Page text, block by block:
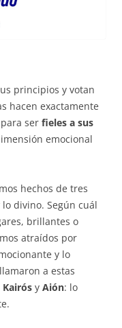
principios y votan
hacen exactamente
ser fieles a sus
emocional
hechos de tres
divino. Según cuál
brillantes o
atraídos por
y lo
a estas
Kairós y Aión: lo